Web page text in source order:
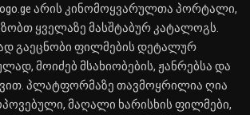
არის კინომოყვარულთა პორტალი,
ყველაზე მასშტაბურ კატალოგს.
გაეცნობი ფილმების დეტალურ
მოიძებ მსახიობების, ჟანრებსა და
პლატფორმაზე თავმოყრილია ღია
მაღალი ხარისხის ფილმები,